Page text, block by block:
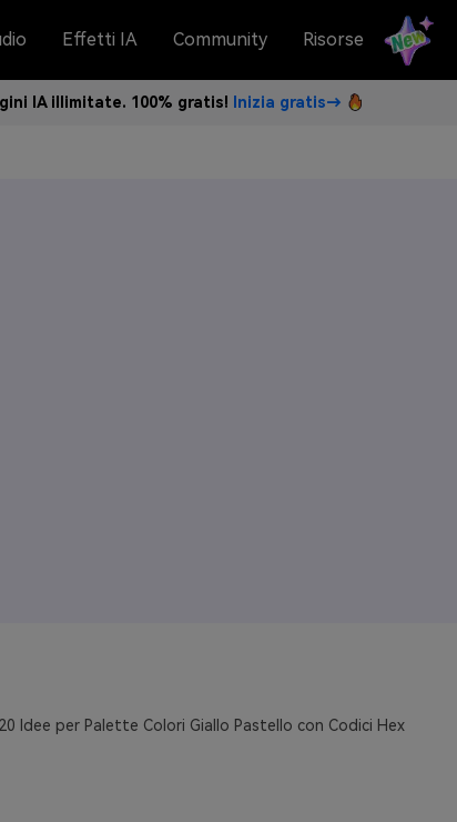
Effetti IA Community Risorse
IA illimitate. 100% gratis! Inizia gratis→
20 Idee per Palette Colori Giallo Pastello con Codici Hex